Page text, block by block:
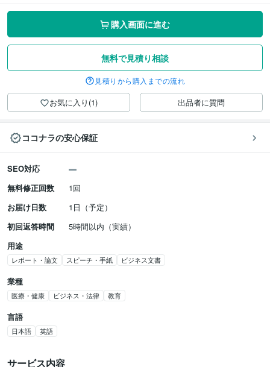
購入画面に進む
無料で見積り相談
見積りから購入までの流れ
お気に入り(1) 出品者に質問
ココナラの安心保証
SEO対応
無料修正回数
1回
お届け日数
1日（予定）
初回返答時間
5時間以内（実績）
用途
レポート・論文 スピーチ・手紙 ビジネス文書
業種
医療・健康 ビジネス・法律 教育
言語
日本語 英語
サービス内容